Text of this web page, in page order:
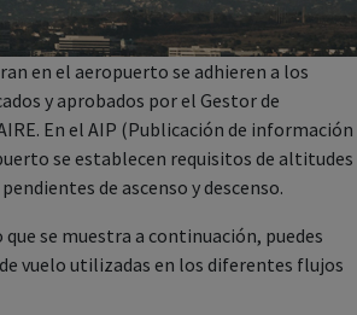
en el aeropuerto se adhieren a los
y aprobados por el Gestor de
En el AIP (Publicación de información
se establecen requisitos de altitudes
de ascenso y descenso.
se muestra a continuación, puedes
vuelo utilizadas en los diferentes flujos